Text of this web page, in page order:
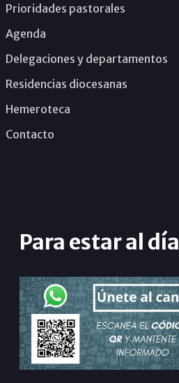
Prioridades pastorales
Agenda
Delegaciones y departamentos
Residencias diocesanas
Hemeroteca
Contacto
Para estar al día